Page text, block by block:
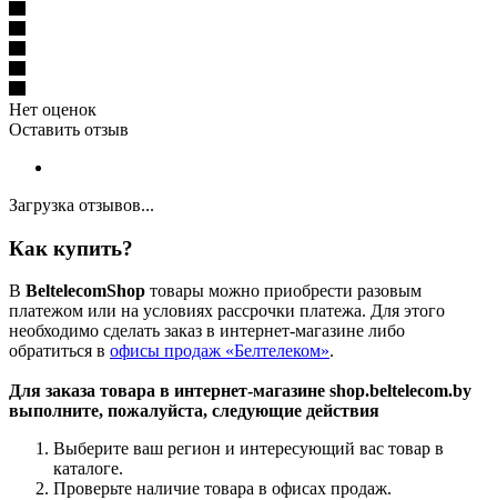
Нет оценок
Оставить отзыв
Загрузка отзывов...
Как купить?
В BeltelecomShop товары можно приобрести разовым
платежом или на условиях рассрочки платежа. Для этого
необходимо сделать заказ в интернет-магазине либо
обратиться в офисы продаж «Белтелеком».
Для заказа товара в интернет-магазине shop.beltelecom.by
выполните, пожалуйста, следующие действия
Выберите ваш регион и интересующий вас товар в
каталоге.
Проверьте наличие товара в офисах продаж.